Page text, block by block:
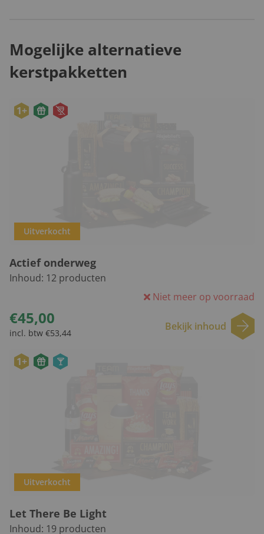
Mogelijke alternatieve
kerstpakketten
1+
Uitverkocht
Actief onderweg
Inhoud: 12 producten
Niet meer op voorraad
€45,00
incl. btw €53,44
Bekijk inhoud
1+
Uitverkocht
Let There Be Light
Inhoud: 19 producten